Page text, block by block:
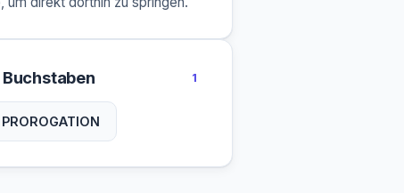
Buchstaben 1
PROROGATION